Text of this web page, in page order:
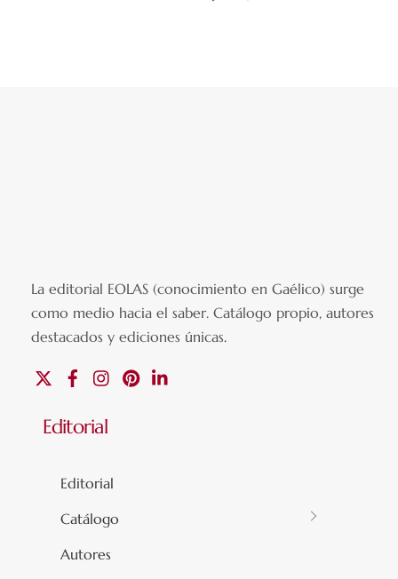
La editorial EOLAS (conocimiento en Gaélico) surge
como medio hacia el saber.Catálogo propio, autores
destacados y ediciones únicas.
FacebookInstagramPinterest
Editorial
Editorial
Catálogo
Autores